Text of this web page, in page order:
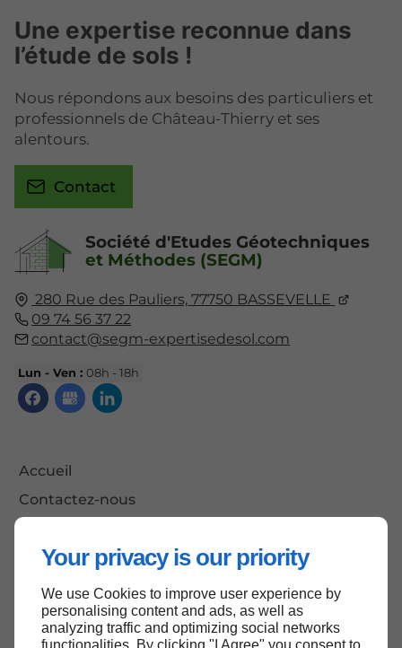
Your privacy is our priority
We use Cookies to improve user experience by
personalising content and ads, as well as
analyzing traffic and optimizing social networks
functionalities. By clicking "I Agree" you consent to
Société d'Etudes Géotechniques
et Méthodes (SEGM)
280 Rue des Pauliers, 77750 BASSEVELLE
09 74 56 37 22
contact@segm-expertisedesol.com
Lun - Ven : 08h - 18h
Accueil
Contactez-nous
Plan du site
Une expertise reconnue dans
l’étude de sols !
Nous répondons aux besoins des particuliers et
professionnels de Château-Thierry et ses
alentours.
Contact
Haut de page